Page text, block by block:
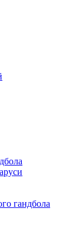
гандбола